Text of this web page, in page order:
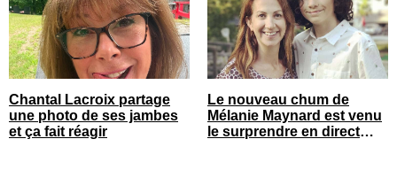
Chantal Lacroix partage
une photo de ses jambes
et ça fait réagir
Le nouveau chum de
Mélanie Maynard est venu
le surprendre en direct